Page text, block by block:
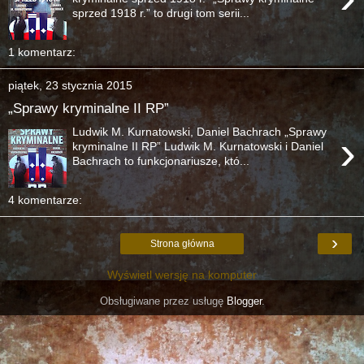
sprzed 1918 r.” to drugi tom serii...
1 komentarz:
piątek, 23 stycznia 2015
„Sprawy kryminalne II RP”
›
Ludwik M. Kurnatowski, Daniel Bachrach „Sprawy
kryminalne II RP” Ludwik M. Kurnatowski i Daniel
Bachrach to funkcjonariusze, któ...
4 komentarze:
›
Strona główna
Wyświetl wersję na komputer
Obsługiwane przez usługę Blogger.